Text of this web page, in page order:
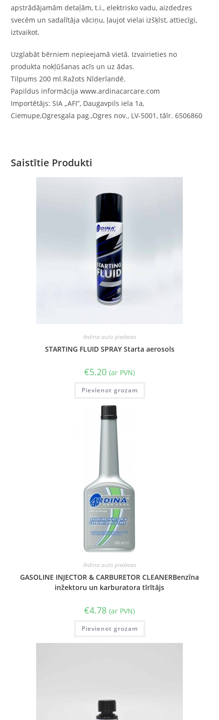
apstrādājamām detaļām, t.i., elektrisko vadu, aizdedzes
svecēm un sadalītāja vāciņu, ļaujot vielai izšķīst, attiecīgi,
iztvaikot.
Uzglabāt bērniem nepieejamā vietā. Izvairieties no
produkta nokļūšanas acīs un uz ādas.
Tilpums 200 ml.Ražots Nīderlandē.
Papildus informācija www.ardinacarcare.com
Importētājs: SIA „AFI”, Daugavpils iela 1a,
Ciemupe,Ogresgala pag.,Ogres nov., LV-5001, tālr. 6506860
Saistītie Produkti
Ardina auto piedevas
STARTING FLUID SPRAY Starta aerosols
€5.20 (ar PVN)
Pievienot grozam
Ardina auto piedevas
GASOLINE INJECTOR & CARBURETOR CLEANERBenzīna
inžektoru un karburatora tīrītājs
€4.78 (ar PVN)
Pievienot grozam